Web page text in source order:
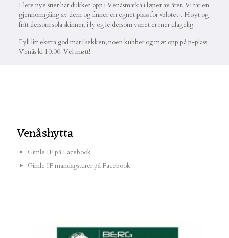
Flere nye stier har dukket opp i Venåsmarka i løpet av året. Vi tar en
gjennomgåing av dem og finner en egnet plass for «blotet». Høyt og
fritt dersom sola skinner, i ly og le dersom været er mer ulagelig.
Fyll litt ekstra god mat i sekken, noen kubber og møt opp på p-plass
Venås kl 10.00. Vel møtt!
Venåshytta
Gimle IF på Facebook
Gimle IF mandagsturer på Facebook